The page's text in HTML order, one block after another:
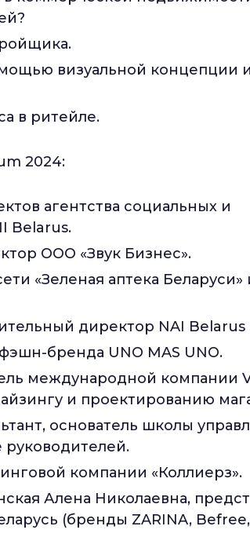
визуальной концепции и
в ритейле.
2024:
агентства социальных и
Belarus.
ООО «Звук Бизнес».
«Зеленая аптека Беларуси»
директор NAI Belarus
бренда UNO MAS UNO.
международной компании
и проектированию
основатель школы
компании «Коллиерз».
Алена Николаевна,
(бренды ZARINA, Befree,